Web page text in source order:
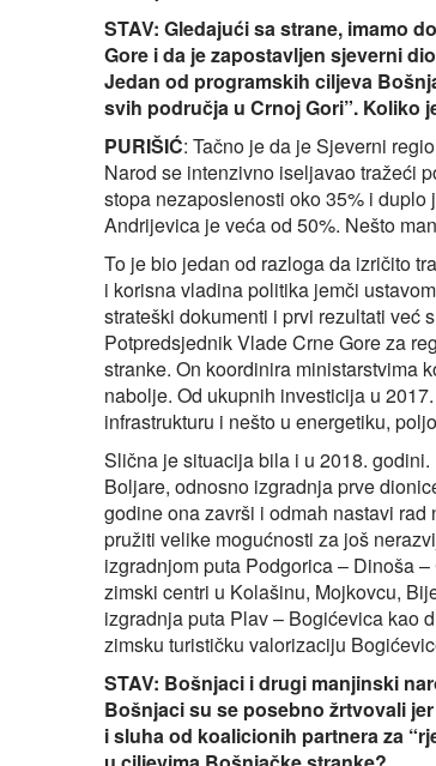
STAV: Gledajući sa strane, imamo
Gore i da je zapostavljen sjeverni
Jedan od programskih ciljeva
svih područja u Crnoj Gori”. Koliko
PURIŠIĆ: Tačno je da je Sjeverni
Narod se intenzivno iseljavao tražeći
stopa nezaposlenosti oko 35% i
Andrijevica je veća od 50%. Nešto
To je bio jedan od razloga da izričito
i korisna vladina politika jemči
strateški dokumenti i prvi rezultati već
Potpredsjednik Vlade Crne Gore za
stranke. On koordinira ministarstvima
nabolje. Od ukupnih investicija u
infrastrukturu i nešto u energetiku,
Slična je situacija bila i u 2018.
Boljare, odnosno izgradnja prve
godine ona završi i odmah nastavi
pružiti velike mogućnosti za još
izgradnjom puta Podgorica – Dinoša
zimski centri u Kolašinu, Mojkovcu,
izgradnja puta Plav – Bogićevica kao
zimsku turističku valorizaciju
STAV: Bošnjaci i drugi manjinski
Bošnjaci su se posebno žrtvovali
i sluha od koalicionih partnera za